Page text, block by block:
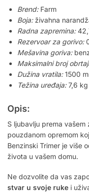
Brend:Farm
Boja:živahna
Radna zapremina:
Rezervoar za gorivo:
Mešavina goriva:
Maksimalni broj
Dužina vratila:1500
Težina uređaja:7,6 kg
Opis:
S ljubavlju prema
pouzdanom opremom
Benzinski Trimer je više
života u vašem domu.
Ne dozvolite da vas
stvar u svoje ruke i